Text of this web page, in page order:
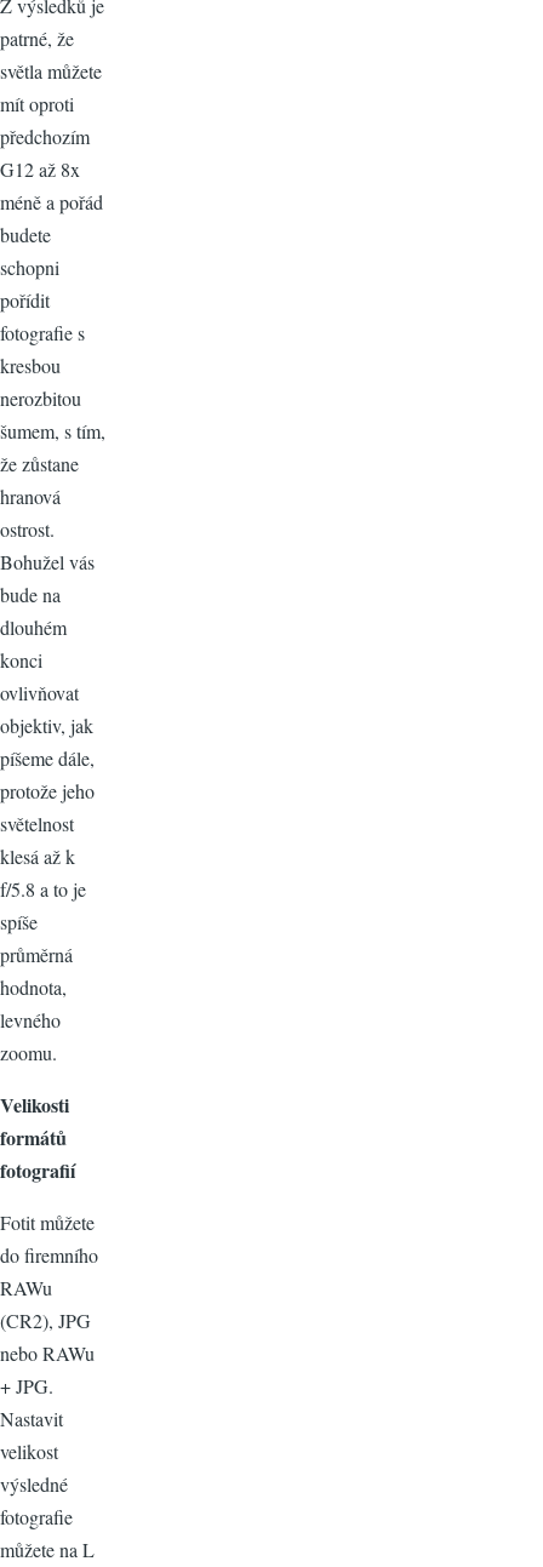
patrné, že
světla můžete
mít oproti
předchozím
G12 až 8x
méně a pořád
budete
schopni
pořídit
fotografie s
kresbou
nerozbitou
šumem, s tím,
že zůstane
hranová
ostrost.
Bohužel vás
bude na
dlouhém
konci
ovlivňovat
objektiv, jak
píšeme dále,
protože jeho
světelnost
klesá až k
f/5.8 a to je
spíše
průměrná
hodnota,
levného
zoomu.
Velikosti
formátů
fotografií
Fotit můžete
do firemního
RAWu
(CR2), JPG
nebo RAWu
+ JPG.
Nastavit
velikost
výsledné
fotografie
můžete na L